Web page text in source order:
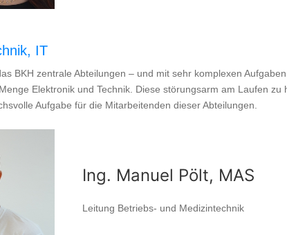
IT
BKH zentrale Abteilungen – und mit sehr komplexen
Elektronik und Technik. Diese störungsarm am Laufen
Aufgabe für die Mitarbeitenden dieser Abteilungen.
Ing. Manuel Pölt, MAS
Leitung Betriebs- und Medizintechnik